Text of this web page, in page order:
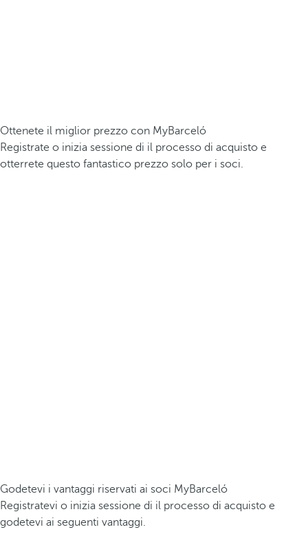
Ottenete il miglior prezzo con MyBarceló
Registrate o inizia sessione di il processo di acquisto e
otterrete questo fantastico prezzo solo per i soci.
Godetevi i vantaggi riservati ai soci MyBarceló
Registratevi o inizia sessione di il processo di acquisto e
godetevi ai seguenti vantaggi.